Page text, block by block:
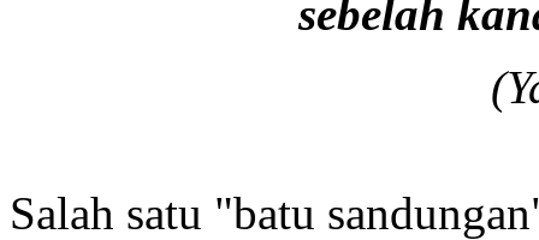
sebelah
Salah satu "batu